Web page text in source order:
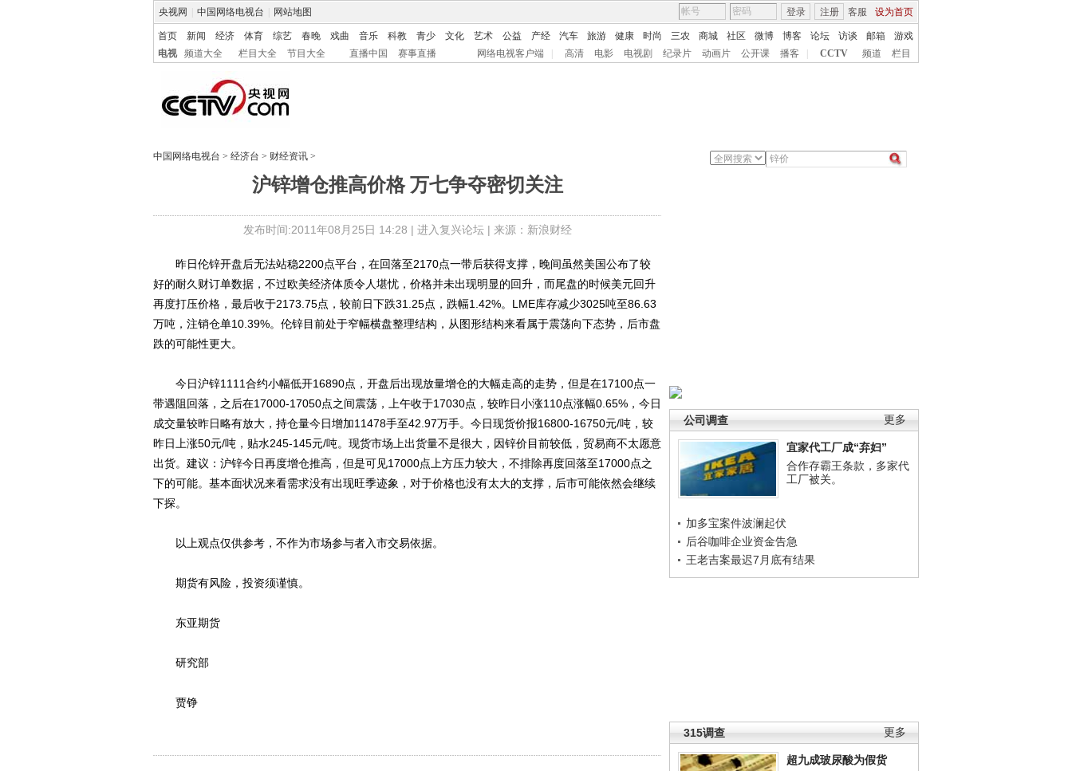
央视网 中国网络电视台 网站地图 客服 设为首页
登录 注册
首页 新闻 经济 体育 综艺 春晚 戏曲 音乐 科教 青少 文化 艺术 公益 产经 汽车 旅游 健康 时尚 三农 商城 社区 微博 博客 论坛 访谈 邮箱
游戏
电视
频道大全 栏目大全 节目大全 直播中国 赛事直播 网络电视客户端 高清 电影 电视剧 纪录片 动画片 公开课 播客 CCTV 频道 栏目
中国网络电视台 > 经济台 > 财经资讯 >
沪锌增仓推高价格 万七争夺密切关注
发布时间:2011年08月25日 14:28 | 进入复兴论坛| 来源：新浪财经
更多
公司调查
宜家代工厂成“弃妇”
合作存霸王条款，多家代
工厂被关。
加多宝案件波澜起伏
后谷咖啡企业资金告急
王老吉案最迟7月底有结果
更多
315调查
超九成玻尿酸为假货
昨日伦锌开盘后无法站稳2200点平台，在回落至2170点一带后获得支撑，晚间虽然美国公布了较
好的耐久财订单数据，不过欧美经济体质令人堪忧，价格并未出现明显的回升，而尾盘的时候美元回升
再度打压价格，最后收于2173.75点，较前日下跌31.25点，跌幅1.42%。LME库存减少3025吨至86.63
万吨，注销仓单10.39%。伦锌目前处于窄幅横盘整理结构，从图形结构来看属于震荡向下态势，后市盘
跌的可能性更大。
今日沪锌1111合约小幅低开16890点，开盘后出现放量增仓的大幅走高的走势，但是在17100点一
带遇阻回落，之后在17000-17050点之间震荡，上午收于17030点，较昨日小涨110点涨幅0.65%，今日
成交量较昨日略有放大，持仓量今日增加11478手至42.97万手。今日现货价报16800-16750元/吨，较
昨日上涨50元/吨，贴水245-145元/吨。现货市场上出货量不是很大，因锌价目前较低，贸易商不太愿意
出货。建议：沪锌今日再度增仓推高，但是可见17000点上方压力较大，不排除再度回落至17000点之
下的可能。基本面状况来看需求没有出现旺季迹象，对于价格也没有太大的支撑，后市可能依然会继续
下探。
以上观点仅供参考，不作为市场参与者入市交易依据。
期货有风险，投资须谨慎。
东亚期货
研究部
贾铮